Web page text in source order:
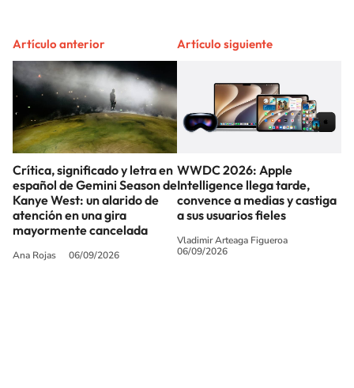
Artículo anterior
Crítica, significado y letra en
español de Gemini Season de
Kanye West: un alarido de
atención en una gira
mayormente cancelada
Ana Rojas 06/09/2026
Artículo siguiente
WWDC 2026: Apple
Intelligence llega tarde,
convence a medias y castiga
a sus usuarios fieles
Vladimir Arteaga Figueroa
06/09/2026